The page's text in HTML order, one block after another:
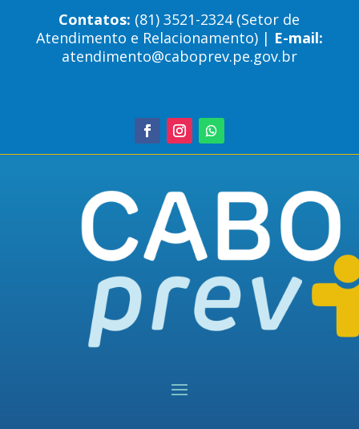
Contatos: (81) 3521-2324 (Setor de
Atendimento e Relacionamento) | E-mail:
atendimento@caboprev.pe.gov.br